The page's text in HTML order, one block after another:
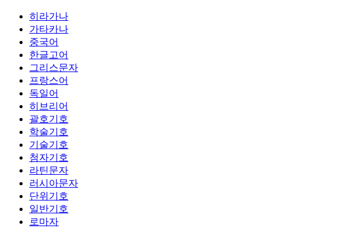
히라가나
가타카나
중국어
한글고어
그리스문자
프랑스어
독일어
히브리어
괄호기호
학술기호
기술기호
첨자기호
라틴문자
러시아문자
단위기호
일반기호
로마자